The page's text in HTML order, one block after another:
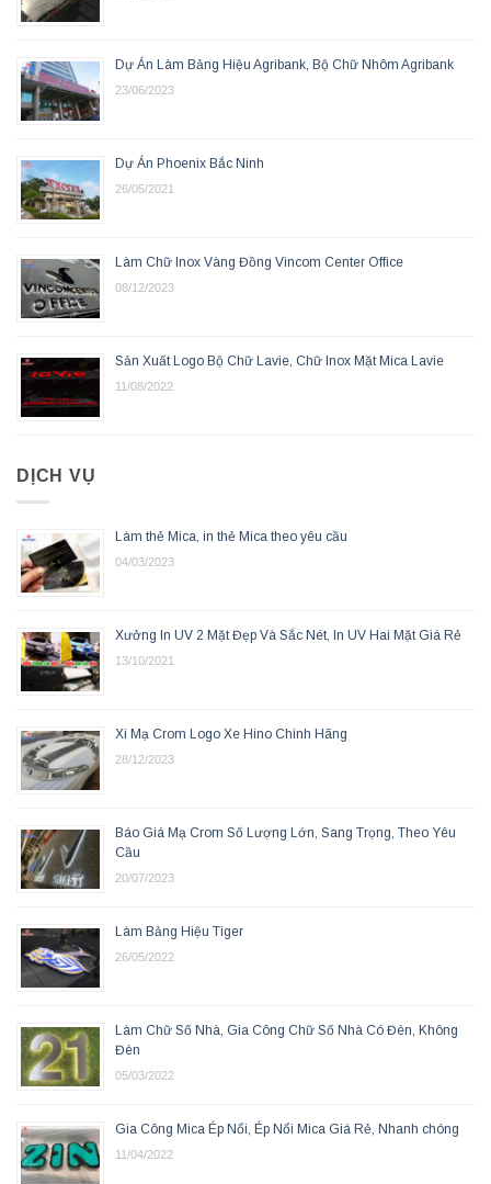
Dự Án Làm Bảng Hiệu Agribank, Bộ Chữ Nhôm Agribank
23/06/2023
Dự Án Phoenix Bắc Ninh
26/05/2021
Làm Chữ Inox Vàng Đồng Vincom Center Office
08/12/2023
Sản Xuất Logo Bộ Chữ Lavie, Chữ Inox Mặt Mica Lavie
11/08/2022
DỊCH VỤ
Làm thẻ Mica, in thẻ Mica theo yêu cầu
04/03/2023
Xưởng In UV 2 Mặt Đẹp Và Sắc Nét, In UV Hai Mặt Giá Rẻ
13/10/2021
Xi Mạ Crom Logo Xe Hino Chính Hãng
28/12/2023
Báo Giá Mạ Crom Số Lượng Lớn, Sang Trọng, Theo Yêu
Cầu
20/07/2023
Làm Bảng Hiệu Tiger
26/05/2022
Làm Chữ Số Nhà, Gia Công Chữ Số Nhà Có Đèn, Không
Đèn
05/03/2022
Gia Công Mica Ép Nổi, Ép Nổi Mica Giá Rẻ, Nhanh chóng
11/04/2022